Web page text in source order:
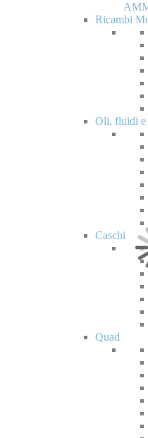
Ricambi
Oli, fluidi e
Caschi
Quad